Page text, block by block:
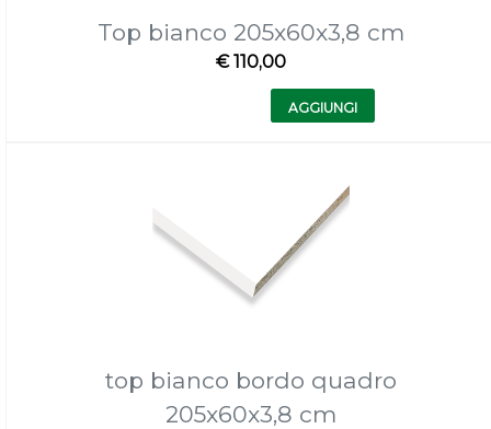
Top bianco 205x60x3,8 cm
€ 110,00
Quantità
AGGIUNGI
top bianco bordo quadro
205x60x3,8 cm